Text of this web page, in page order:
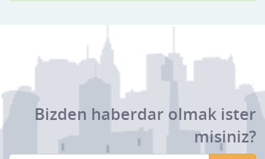
Bizden haberdar olmak ister
misiniz?